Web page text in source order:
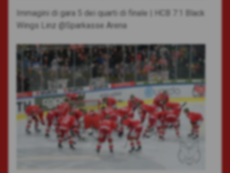
Immagini di gara 5 dei quarti di finale | HCB 7:1 Black
Wings Linz @Sparkasse Arena